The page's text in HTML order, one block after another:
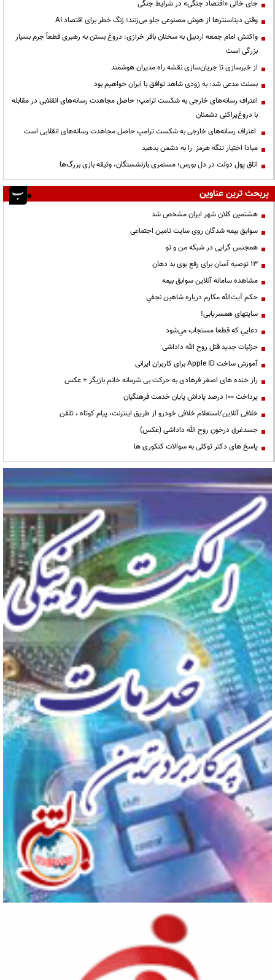
جای خالی «اقتصاد جنگی» در شرایط جنگی
وقتی دیتاسنترها از هوش مصنوعی جلو می‌زنند؛ زنگ خطر برای اقتصاد AI
واکنش امام جمعه اردبیل به سخنان باقر خرازی: دروغ بستن به رهبری قطعاً جرم بسیار
بزرگی است
از خبرسازی تا جریان‌سازی نقشه راه مدیران هوشمند
بسنت مدعی شد: به زودی شاهد توافق با ایران خواهیم بود
اعتراف رسانه‌های خارجی به شکست ترامپ؛ حاصل مجاهدت رسانه‌های انقلابی در مقابله
با دروغ‌پراکنی دشمنان
اعتراف رسانه‌های خارجی به شکست ترامپ حاصل مجاهدت رسانه‌های انقلابی است
مبادا اختیار تنگه هرمز را به دشمن بدهید
اتاق پول دولت در دل بورس؛ مستمری بازنشستگان، وثیقه بازی بزرگ‌ها
پربحث ترین عناوین
هشتمین کلان شهر ایران مشخص شد
سوابق بیمه شدگان روی سایت تامین اجتماعی
همجنس گرایی در شبکه من و تو
13 توصیه آسان برای رفع بوی بد دهان
مشاهده سامانه آنلاين سوابق بیمه
حكم آيت‌الله مكارم درباره شاهين نجفي
سایتهای همسریابی!
دعايي كه قطعا مستجاب مي‌شود
جزئیات جدید قتل روح الله داداشی
آموزش ساخت Apple ID برای کاربران ایرانی
راز خنده های اصغر فرهادی به حرکت بی شرمانه خانم بازیگر + عکس
پرداخت ۱۰۰ درصد پاداش پایان خدمت فرهنگیان
خلافی آنلاین/استعلام خلافی خودرو از طریق اینترنت، پیام کوتاه ، تلفن
جسدغرق درخون روح الله داداشی (عکس)
پاسخ های دکتر توکلی به سوالات کنکوری ها